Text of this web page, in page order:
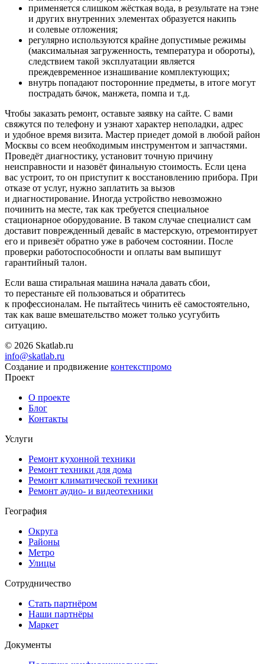
применяется слишком жёсткая вода, в результате на тэне
и других внутренних элементах образуется накипь
и солевые отложения;
регулярно используются крайне допустимые режимы
(максимальная загруженность, температура и обороты),
следствием такой эксплуатации является
преждевременное изнашивание комплектующих;
внутрь попадают посторонние предметы, в итоге могут
пострадать бачок, манжета, помпа и т.д.
Чтобы заказать ремонт, оставьте заявку на сайте. С вами
свяжутся по телефону и узнают характер неполадки, адрес
и удобное время визита. Мастер приедет домой в любой район
Москвы со всем необходимым инструментом и запчастями.
Проведёт диагностику, установит точную причину
неисправности и назовёт финальную стоимость. Если цена
вас устроит, то он приступит к восстановлению прибора. При
отказе от услуг, нужно заплатить за вызов
и диагностирование. Иногда устройство невозможно
починить на месте, так как требуется специальное
стационарное оборудование. В таком случае специалист сам
доставит поврежденный девайс в мастерскую, отремонтирует
его и привезёт обратно уже в рабочем состоянии. После
проверки работоспособности и оплаты вам выпишут
гарантийный талон.
Если ваша стиральная машина начала давать сбои,
то перестаньте ей пользоваться и обратитесь
к профессионалам. Не пытайтесь чинить её самостоятельно,
так как ваше вмешательство может только усугубить
ситуацию.
© 2026 Skatlab.ru
info@skatlab.ru
Создание и продвижение контекстпромо
Проект
О проекте
Блог
Контакты
Услуги
Ремонт кухонной техники
Ремонт техники для дома
Ремонт климатической техники
Ремонт аудио- и видеотехники
География
Округа
Районы
Метро
Улицы
Сотрудничество
Стать партнёром
Наши партнёры
Маркет
Документы